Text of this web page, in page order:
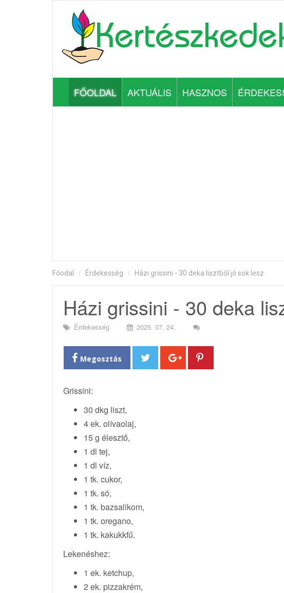
FŐOLDAL AKTUÁLIS HASZNOS
Főodal Érdekesség Házi grissini - 30 deka lisztből jó sok lesz
Házi grissini - 30 deka
Érdekesség 2025. 07. 24.
Megosztás
Grissini:
30 dkg liszt,
4 ek. olívaolaj,
15 g élesztő,
1 dl tej,
1 dl víz,
1 tk. cukor,
1 tk. só,
1 tk. bazsalikom,
1 tk. oregano,
1 tk. kakukkfű.
Lekenéshez:
1 ek. ketchup,
2 ek. pizzakrém,